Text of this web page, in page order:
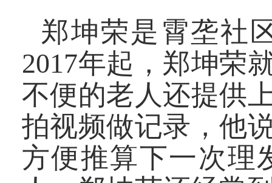
郑坤荣是霄垄社
2017年起，郑坤荣
不便的老人还提供
拍视频做记录，他
方便推算下一次理